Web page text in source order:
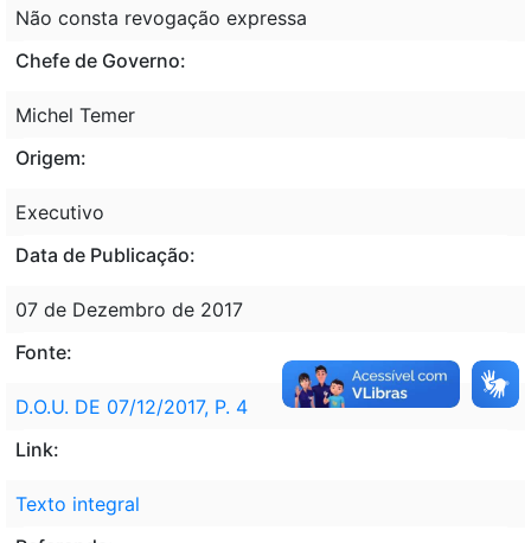
Não consta revogação expressa
Chefe de Governo:
Michel Temer
Origem:
Executivo
Data de Publicação:
07 de Dezembro de 2017
Fonte:
D.O.U. DE 07/12/2017, P. 4
Link:
Texto integral